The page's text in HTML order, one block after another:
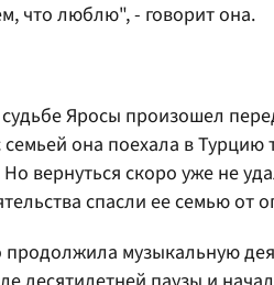
что люблю", - говорит она.
Яросы произошел
она поехала в Турцию
вернуться скоро уже не
спасли ее семью от
музыкальную